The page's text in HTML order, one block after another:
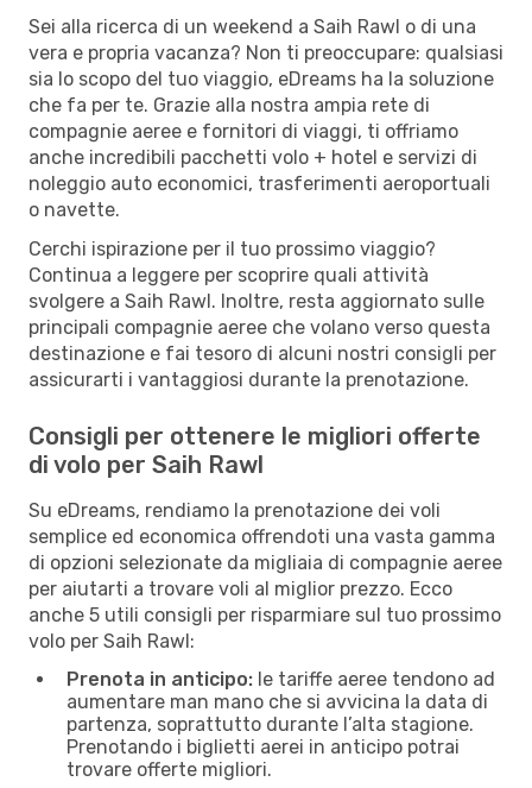
Sei alla ricerca di un weekend a Saih Rawl o di una
vera e propria vacanza? Non ti preoccupare: qualsiasi
sia lo scopo del tuo viaggio, eDreams ha la soluzione
che fa per te. Grazie alla nostra ampia rete di
compagnie aeree e fornitori di viaggi, ti offriamo
anche incredibili pacchetti volo + hotel e servizi di
noleggio auto economici, trasferimenti aeroportuali
o navette.
Cerchi ispirazione per il tuo prossimo viaggio?
Continua a leggere per scoprire quali attività
svolgere a Saih Rawl. Inoltre, resta aggiornato sulle
principali compagnie aeree che volano verso questa
destinazione e fai tesoro di alcuni nostri consigli per
assicurarti i vantaggiosi durante la prenotazione.
Consigli per ottenere le migliori offerte
di volo per Saih Rawl
Su eDreams, rendiamo la prenotazione dei voli
semplice ed economica offrendoti una vasta gamma
di opzioni selezionate da migliaia di compagnie aeree
per aiutarti a trovare voli al miglior prezzo. Ecco
anche 5 utili consigli per risparmiare sul tuo prossimo
volo per Saih Rawl:
Prenota in anticipo: le tariffe aeree tendono ad
aumentare man mano che si avvicina la data di
partenza, soprattutto durante l’alta stagione.
Prenotando i biglietti aerei in anticipo potrai
trovare offerte migliori.